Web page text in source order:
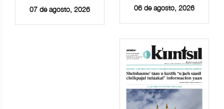
07 de agosto, 2026 06 de agosto, 2026